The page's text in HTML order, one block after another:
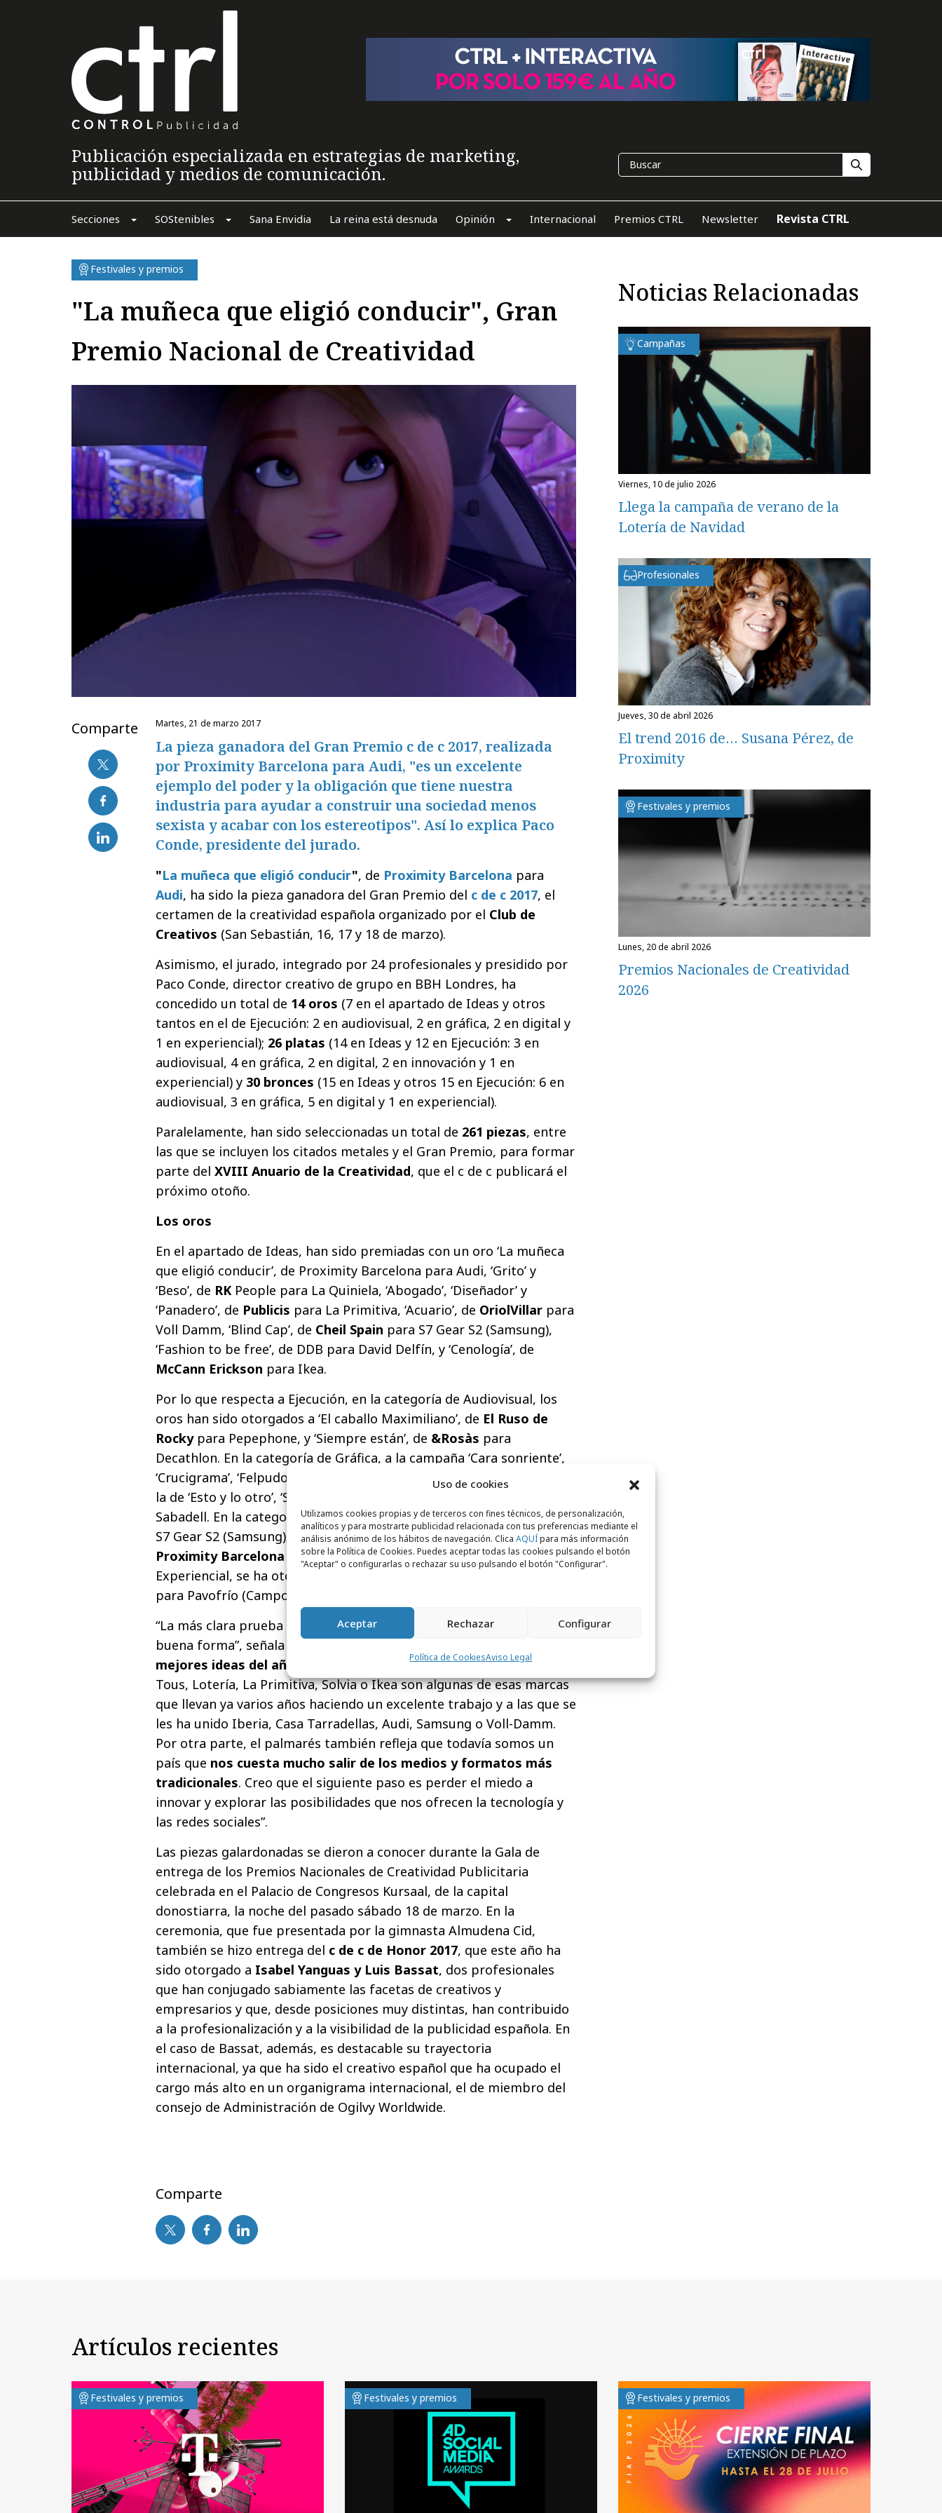
Uso de cookies
Utilizamos cookies propias y de terceros con fines técnicos, de personalización,
analíticos y para mostrarte publicidad relacionada con tus preferencias mediante el
análisis anónimo de los hábitos de navegación. Clica AQUÍpara más información
sobre la Política de Cookies. Puedes aceptar todas las cookies pulsando el botón
"Aceptar" o configurarlas o rechazar su uso pulsando el botón "Configurar".
Aceptar Rechazar Configurar
Política de CookiesAviso Legal
Publicación especializada en estrategias de marketing,
publicidad y medios de comunicación.
Secciones SOStenibles Sana Envidia La reina está desnuda Opinión Internacional Premios CTRL Newsletter Revista CTRL
Festivales y premios
"La muñeca que eligió conducir", Gran
Premio Nacional de Creatividad
Comparte martes, 21 de marzo 2017
La pieza ganadora del Gran Premio c de c 2017, realizada
por Proximity Barcelona para Audi, "es un excelente
ejemplo del poder y la obligación que tiene nuestra
industria para ayudar a construir una sociedad menos
sexista y acabar con los estereotipos". Así lo explica Paco
Conde, presidente del jurado.
"La muñeca que eligió conducir", de Proximity Barcelona para
Audi, ha sido la pieza ganadora del Gran Premio del c de c 2017, el
certamen de la creatividad española organizado por el Club de
Creativos (San Sebastián, 16, 17 y 18 de marzo).
Asimismo, el jurado, integrado por 24 profesionales y presidido por
Paco Conde, director creativo de grupo en BBH Londres, ha
concedido un total de 14 oros (7 en el apartado de Ideas y otros
tantos en el de Ejecución: 2 en audiovisual, 2 en gráfica, 2 en digital y
1 en experiencial); 26 platas (14 en Ideas y 12 en Ejecución: 3 en
audiovisual, 4 en gráfica, 2 en digital, 2 en innovación y 1 en
experiencial) y 30 bronces (15 en Ideas y otros 15 en Ejecución: 6 en
audiovisual, 3 en gráfica, 5 en digital y 1 en experiencial).
Paralelamente, han sido seleccionadas un total de 261 piezas, entre
las que se incluyen los citados metales y el Gran Premio, para formar
parte del XVIII Anuario de la Creatividad, que el c de c publicará el
próximo otoño.
Los oros
En el apartado de Ideas, han sido premiadas con un oro ‘La muñeca
que eligió conducir’, de Proximity Barcelona para Audi, ‘Grito’ y
‘Beso’, de RKPeople para La Quiniela, ‘Abogado’, ‘Diseñador’ y
‘Panadero’, de Publicis para La Primitiva, ‘Acuario’, de OriolVillar para
Voll Damm, ‘Blind Cap’, de Cheil Spain para S7 Gear S2 (Samsung),
‘Fashion to be free’, de DDB para David Delfín, y ‘Cenología’, de
McCann Erickson para Ikea.
Por lo que respecta a Ejecución, en la categoría de Audiovisual, los
oros han sido otorgados a ‘El caballo Maximiliano’, de El Ruso de
Rockypara Pepephone, y ‘Siempre están’, de &Rosàs para
Decathlon. En la categoría de Gráfica, a la campaña ‘Cara sonriente’,
‘Crucigrama’, ‘Felpudo’, ‘Flores’, ‘Nube’ y ‘Sobre’, de SCPF para Solvia, y
la de ‘Esto y lo otro’, ‘Señor’ y ‘Ven’, también de SCPF para Banco
Sabadell. En la categoría de Digital, a ‘Blind Cap’, deCheil Spainpara
S7 Gear S2 (Samsung), y ‘La muñeca que eligió conducir’, de
Proximity Barcelona para Audi. Por último, en la categoría de
Experiencial, se ha otorgado un oro a ‘
para Pavofrío (Campofrío).
“La más clara prueba de que la creatividad española está en muy
buena forma”, señala el presidente del jurado, “es que
mejores ideas del año hay grandes marcas. Campofrío, Sabadell,
Tous, Lotería, La Primitiva, Solvia o Ikea son algunas de esas marcas
que llevan ya varios años haciendo un excelente trabajo y a las que se
les ha unido Iberia, Casa Tarradellas, Audi, Samsung o Voll-Damm.
Por otra parte, el palmarés también refleja que todavía somos un
país que nos cuesta mucho salir de los medios y formatos más
tradicionales. Creo que el siguiente paso es perder el miedo a
innovar y explorar las posibilidades que nos ofrecen la tecnología y
las redes sociales”.
Las piezas galardonadas se dieron a conocer durante la Gala de
entrega de los Premios Nacionales de Creatividad Publicitaria
celebrada en el Palacio de Congresos Kursaal, de la capital
donostiarra, la noche del pasado sábado 18 de marzo. En la
ceremonia, que fue presentada por la gimnasta Almudena Cid,
también se hizo entrega del c de c de Honor 2017, que este año ha
sido otorgado a Isabel Yanguas y Luis Bassat, dos profesionales
que han conjugado sabiamente las facetas de creativos y
empresarios y que, desde posiciones muy distintas, han contribuido
a la profesionalización y a la visibilidad de la publicidad española. En
el caso de Bassat, además, es destacable su trayectoria
internacional, ya que ha sido el creativo español que ha ocupado el
cargo más alto en un organigrama internacional, el de miembro del
consejo de Administración de Ogilvy Worldwide.
Comparte
Noticias Relacionadas
Campañas
viernes, 10 de julio 2026
Llega la campaña de verano de la
Lotería de Navidad
Profesionales
jueves, 30 de abril 2026
El trend 2016 de… Susana Pérez, de
Proximity
Festivales y premios
lunes, 20 de abril 2026
Premios Nacionales de Creatividad
2026
Artículos recientes
Festivales y premios Festivales y premios Festivales y premios